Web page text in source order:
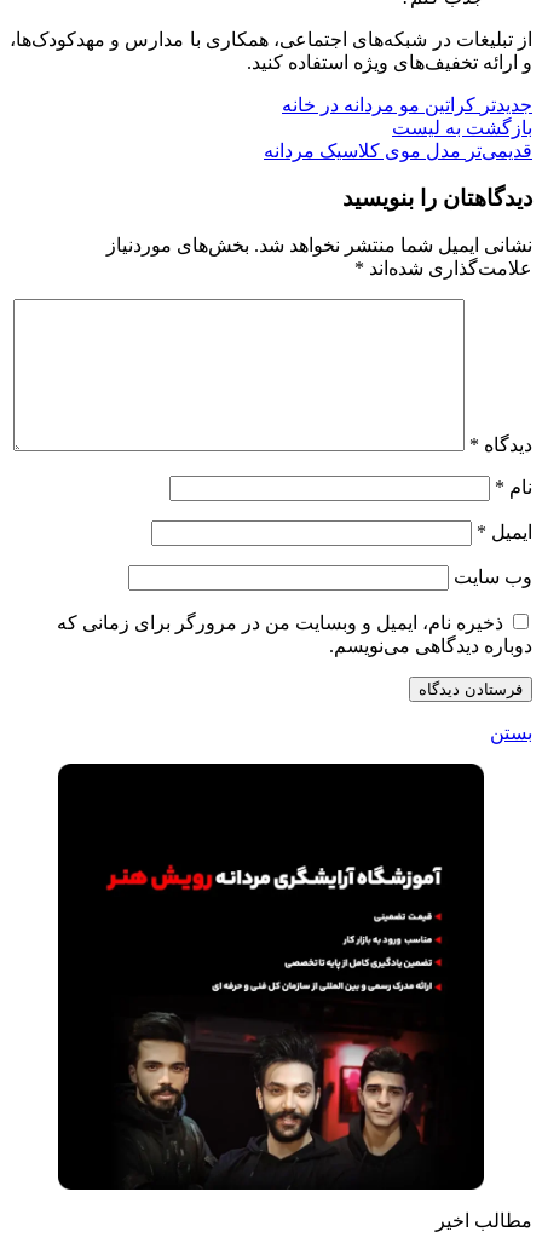
از تبلیغات در شبکه‌های اجتماعی، همکاری با مدارس و مهدکودک‌ها،
و ارائه تخفیف‌های ویژه استفاده کنید.
جدیدتر کراتین مو مردانه در خانه
بازگشت به لیست
قدیمی‌تر مدل موی کلاسیک مردانه
دیدگاهتان را بنویسید
نشانی ایمیل شما منتشر نخواهد شد. بخش‌های موردنیاز
علامت‌گذاری شده‌اند *
دیدگاه *
نام *
ایمیل *
وب‌ سایت
ذخیره نام، ایمیل و وبسایت من در مرورگر برای زمانی که
دوباره دیدگاهی می‌نویسم.
بستن
مطالب اخیر